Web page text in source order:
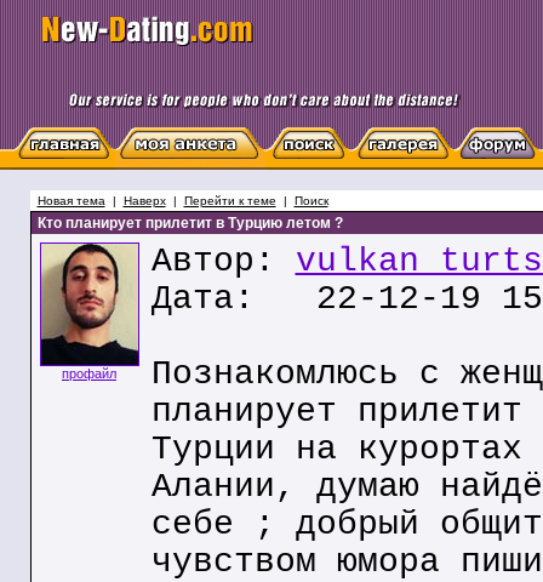
Новая тема | Наверх| Перейти к теме | Поиск
Кто планирует прилетит в Турцию летом ?
профайл
Автор: vulkan
Дата: 22-12-19
Познакомлюсь с
планирует
Турции на курортах
Алании, думаю
себе ; добрый
чувством юмора